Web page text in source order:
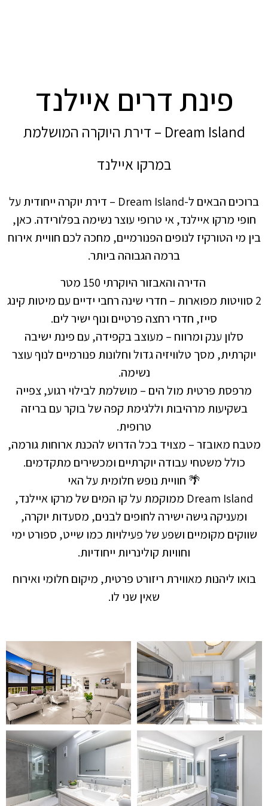
דרים איילנד
Dream Island – דירת היוקרה המושלמת
במרקו איילנד
ברוכים הבאים ל-Dream Island – דירת יוקרה ייחודית על
איילנד, אי טרופי עוצר נשימה בפלורידה. כאן,
לנופים הפנורמיים, מחכה לכם חוויית אירוח
ברמה הגבוהה ביותר.
הדירה והאבזור היוקרתי 150 מטר
מפוארות – חדרי שינה רחבי ידיים עם מיטות קינג
חדרי רחצה פרטיים ונוף ישיר לים.
ומרווח – מעוצב בקפידה, עם פינת ישיבה
טלוויזיה גדול וחלונות פנורמיים לנוף עוצר
מול הים – מושלמת לבילוי רגוע, צפייה
מרהיבות וללגימת קפה של בוקר עם בריזה
– מצויד בכל הדרוש להכנת ארוחות גורמה,
עבודה יוקרתיים ומכשירים מתקדמים.
🌴 חוויית נופש חלומית על האי
Dream Island ממוקמת על קו המים של מרקו איילנד,
גישה ישירה לחופים לבנים, מסעדות יוקרה,
ושפע של פעילויות כמו שייט, ספורט ימי
וחוויות קולינריות ייחודיות.
מאווירת ריזורט פרטית, מיקום חלומי ואירוח